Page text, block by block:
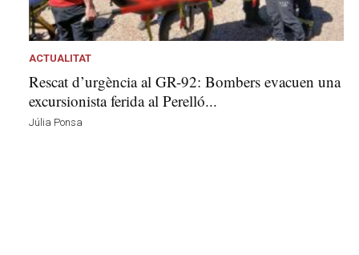
ACTUALITAT
Rescat d’urgència al GR-92: Bombers evacuen una
excursionista ferida al Perelló...
Júlia Ponsa